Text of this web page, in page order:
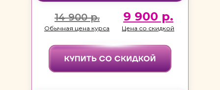
Обычная цена курса Цена со скидкой
9 900 р.
14 900 р.